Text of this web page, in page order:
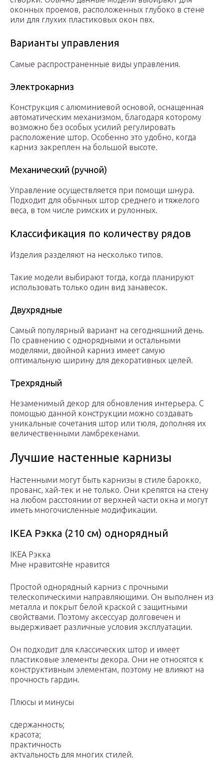
оконных проемов, расположенных глубоко в стене
или для глухих пластиковых окон пвх.
Варианты управления
Самые распространенные виды управления.
Электрокарниз
Конструкция с алюминиевой основой, оснащенная
автоматическим механизмом, благодаря которому
возможно без особых усилий регулировать
расположение штор. Особенно это удобно, когда
карниз закреплен на большой высоте.
Механический (ручной)
Управление осуществляется при помощи шнура.
Подходит для обычных штор среднего и тяжелого
веса, в том числе римских и рулонных.
Классификация по количеству рядов
Изделия разделяют на несколько типов.
Такие модели выбирают тогда, когда планируют
использовать только один вид занавесок.
Двухрядные
Самый популярный вариант на сегодняшний день.
По сравнению с однорядными и остальными
моделями, двойной карниз имеет самую
оптимальную ширину для декоративных целей.
Трехрядный
Незаменимый декор для обновления интерьера. С
помощью данной конструкции можно создавать
уникальные сочетания штор или тюля, дополняя их
величественными ламбрекенами.
Лучшие настенные карнизы
Настенными могут быть карнизы в стиле барокко,
прованс, хай-тек и не только. Они крепятся на стену
на любом расстоянии от верхней части окна и могут
иметь многочисленные модификации.
IKEA Рэкка (210 см) однорядный
IKEA Рэкка
Мне нравитсяНе нравится
Простой однорядный карниз с прочными
телескопическими направляющими. Он выполнен из
металла и покрыт белой краской с защитными
свойствами. Поэтому аксессуар долговечен и
выдерживает различные условия эксплуатации.
Он подходит для классических штор и имеет
пластиковые элементы декора. Они не относятся к
конструктивным элементам, поэтому не влияют на
прочность гардин.
Плюсы и минусы
сдержанность;
красота;
практичность
актуальность для многих стилей.